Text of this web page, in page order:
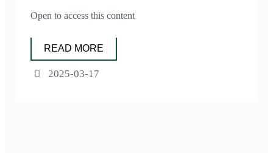
Open to access this content
READ MORE
2025-03-17